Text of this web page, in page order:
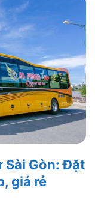
Sài Gòn: Đặt
giá rẻ